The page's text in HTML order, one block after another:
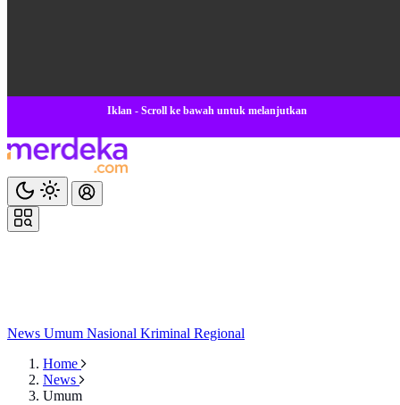
Iklan - Scroll ke bawah untuk melanjutkan
News Umum Nasional Kriminal Regional
Home
News
Umum